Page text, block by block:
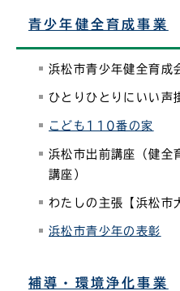
青少年健全育成事業
浜松市青少年健全育成
ひとりひとりにいい声
こども110番の家
浜松市出前講座（健全
講座）
わたしの主張【浜松市
浜松市青少年の表彰
補導・環境浄化事業